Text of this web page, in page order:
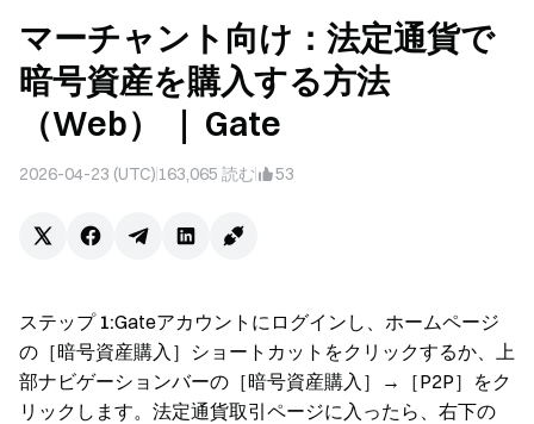
マーチャント向け：法定通貨で
暗号資産を購入する方法
（Web） ｜ Gate
2026-04-23 (UTC) 163,065 読む 53
ステップ 1:Gateアカウントにログインし、ホームページ
の［暗号資産購入］ショートカットをクリックするか、上
部ナビゲーションバーの［暗号資産購入］→［P2P］をク
リックします。法定通貨取引ページに入ったら、右下の